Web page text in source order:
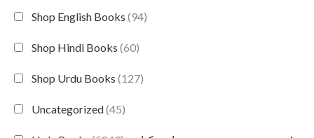
Shop English Books (94)
Shop Hindi Books (60)
Shop Urdu Books (127)
Uncategorized(45)